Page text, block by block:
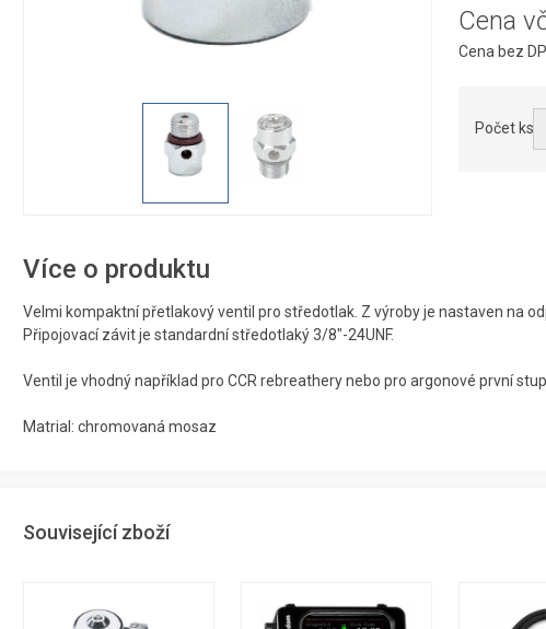
Cena
Cena bez
Počet ks
Více o produktu
Velmi kompaktní přetlakový ventil pro středotlak. Z výroby je nastaven na
Připojovací závit je standardní středotlaký 3/8"-24UNF.
Ventil je vhodný například pro CCR rebreathery nebo pro argonové první
Matrial: chromovaná mosaz
Související zboží